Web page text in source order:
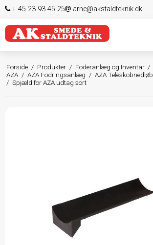
+ 45 23 93 45 25 arne@akstaldteknik.dk
Forside / Produkter / Foderanlæg og Inventar /
AZA / AZA Fodringsanlæg / AZA Teleskobnedløb
/ Spjæld for AZA udtag sort